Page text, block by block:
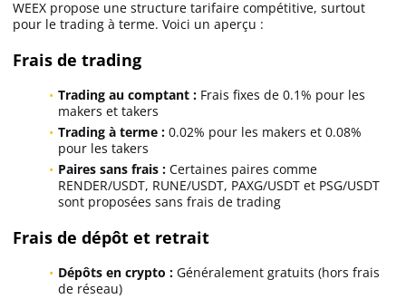
WEEX propose une structure tarifaire compétitive, surtout
pour le trading à terme. Voici un aperçu :
Frais de trading
Trading au comptant : Frais fixes de 0.1% pour les
makers et takers
Trading à terme : 0.02% pour les makers et 0.08%
pour les takers
Paires sans frais : Certaines paires comme
RENDER/USDT, RUNE/USDT, PAXG/USDT et PSG/USDT
sont proposées sans frais de trading
Frais de dépôt et retrait
Dépôts en crypto : Généralement gratuits (hors frais
de réseau)